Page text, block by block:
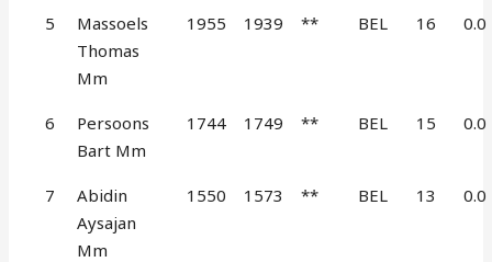
5
Massoels
Thomas
Mm
1955 1939 ** BEL 16 0.0
6
Persoons
Bart Mm
1744 1749 ** BEL 15 0.0
7
Abidin
Aysajan
Mm
1550 1573 ** BEL 13 0.0